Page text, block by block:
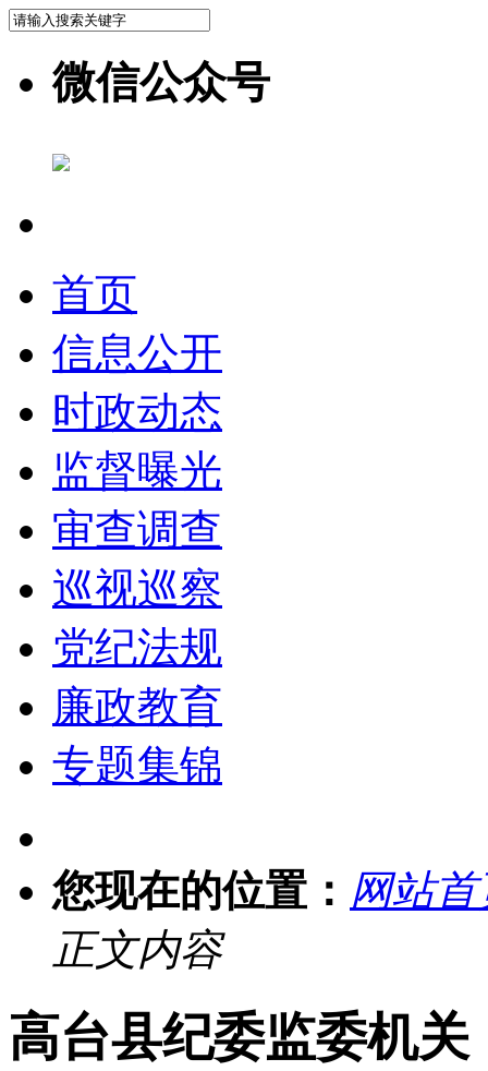
微信公众号
首页
信息公开
时政动态
监督曝光
审查调查
巡视巡察
党纪法规
廉政教育
专题集锦
您现在的位置： 网站首
正文内容
高台县纪委监委机关